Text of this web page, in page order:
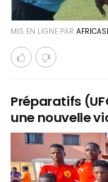
MIS EN LIGNE PAR
Préparatifs
une nouvelle